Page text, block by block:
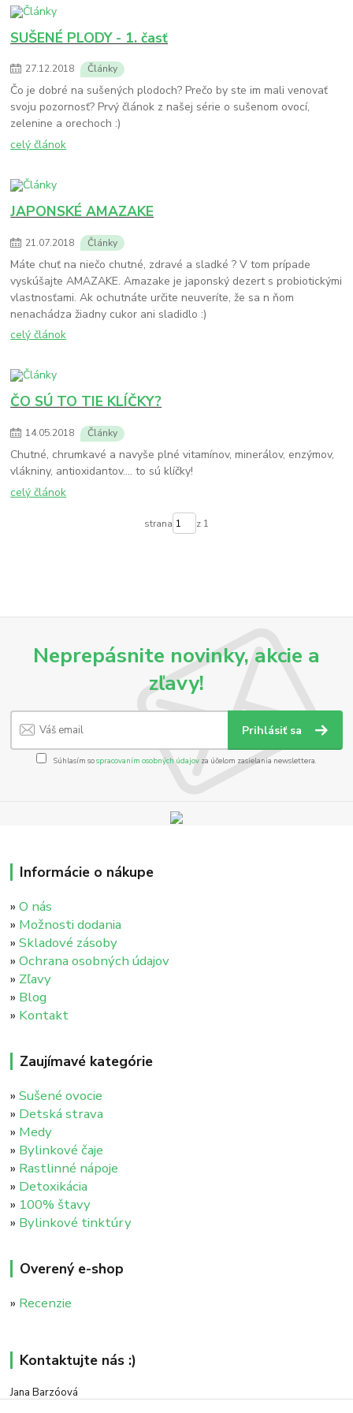
SUŠENÉ PLODY - 1. časť
27.12.2018 Články
Čo je dobré na sušených plodoch? Prečo by ste im mali venovať
svoju pozornosť? Prvý článok z našej série o sušenom ovocí,
zelenine a orechoch :)
celý článok
JAPONSKÉ AMAZAKE
21.07.2018 Články
Máte chuť na niečo chutné, zdravé a sladké ? V tom prípade
vyskúšajte AMAZAKE. Amazake je japonský dezert s probiotickými
vlastnosťami. Ak ochutnáte určite neuveríte, že sa n ňom
nenachádza žiadny cukor ani sladidlo :)
celý článok
ČO SÚ TO TIE KLÍČKY?
14.05.2018 Články
Chutné, chrumkavé a navyše plné vitamínov, minerálov, enzýmov,
vlákniny, antioxidantov.... to sú klíčky!
celý článok
strana z 1
Neprepásnite novinky, akcie a
zľavy!
Prihlásiť sa
Súhlasím sospracovaním osobných údajov za účelom zasielania newslettera.
Informácie o nákupe
»O nás
» Možnosti dodania
»Skladové zásoby
»Ochrana osobných údajov
» Zľavy
» Blog
» Kontakt
Zaujímavé kategórie
»Sušené ovocie
» Detská strava
» Medy
» Bylinkové čaje
» Rastlinné nápoje
» Detoxikácia
» 100% štavy
» Bylinkové tinktúry
Overený e-shop
» Recenzie
Kontaktujte nás :)
Jana Barzóová